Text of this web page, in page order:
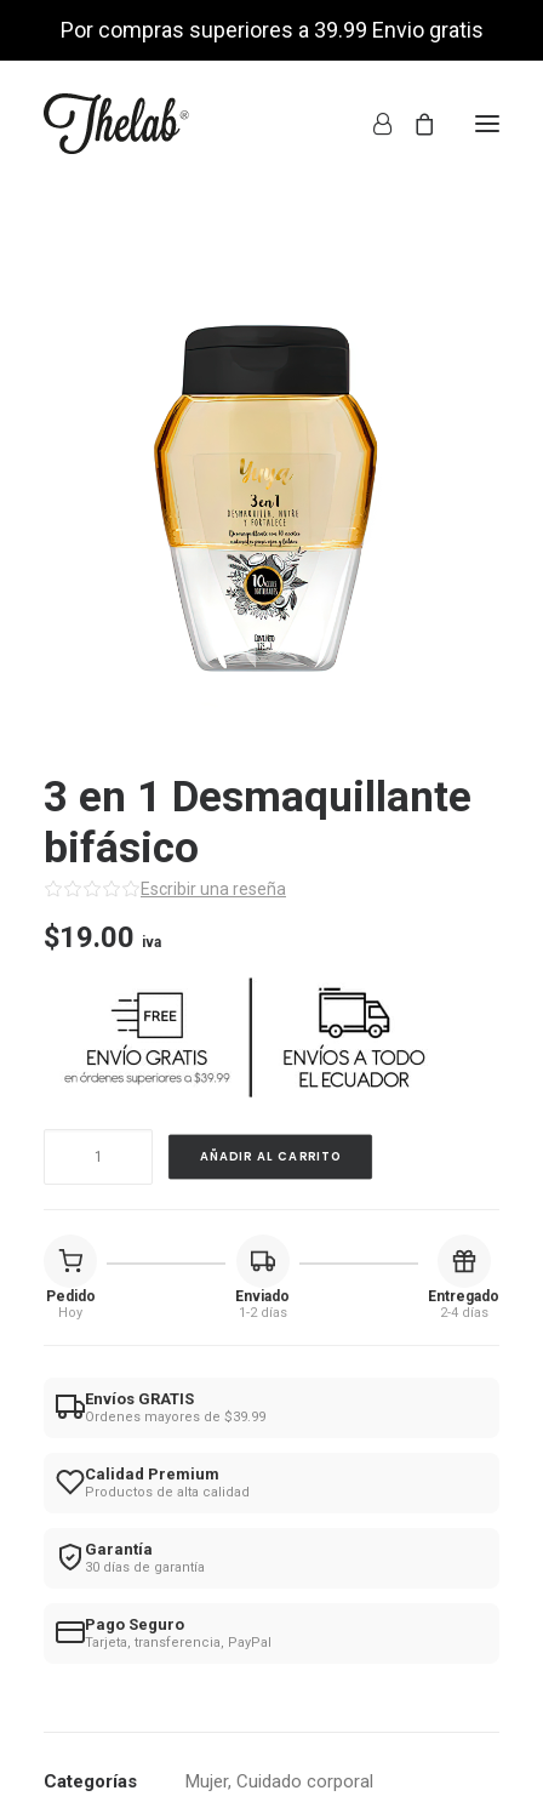
Por compras superiores a 39.99 Envio gratis
INICIO
3 en 1 Desmaquillante
bifásico
Escribir una reseña
$19.00 iva
bifásico
cantidad
AÑADIR AL CARRITO
Pedido
Hoy
Enviado
1-2 días
Entregado
2-4 días
Envíos GRATIS
Ordenes mayores de $39.99
Calidad Premium
Productos de alta calidad
Garantía
30 días de garantía
Pago Seguro
Tarjeta, transferencia, PayPal
Categorías Mujer, Cuidado corporal